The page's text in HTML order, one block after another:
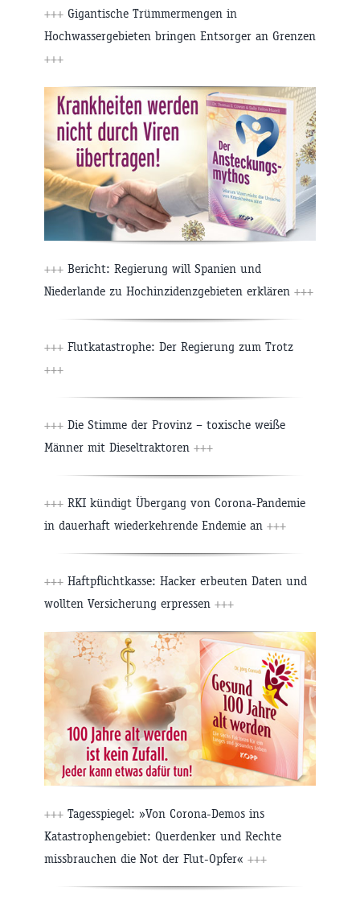
+++ Gigantische Trümmermengen in
Hochwassergebieten bringen Entsorger an Grenzen
+++
+++ Bericht: Regierung will Spanien und
Niederlande zu Hochinzidenzgebieten erklären +++
+++ Flutkatastrophe: Der Regierung zum Trotz
+++
+++ Die Stimme der Provinz – toxische weiße
Männer mit Dieseltraktoren +++
+++ RKI kündigt Übergang von Corona-Pandemie
in dauerhaft wiederkehrende Endemie an +++
+++ Haftpflichtkasse: Hacker erbeuten Daten und
wollten Versicherung erpressen +++
+++ Tagesspiegel: »Von Corona-Demos ins
Katastrophengebiet: Querdenker und Rechte
missbrauchen die Not der Flut-Opfer« +++